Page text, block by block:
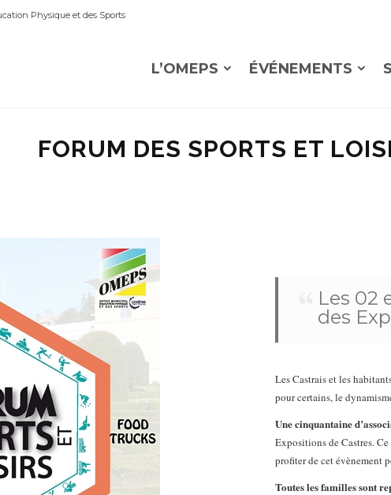
Physique et des Sports
L’OMEPS ÉVÉNEMENTS
FORUM DES SPORTS ET
Les 02
des
Les Castrais et les
pour certains, le
Une cinquantaine
Expositions de Castres.
profiter de cet évènement
Toutes les familles sont